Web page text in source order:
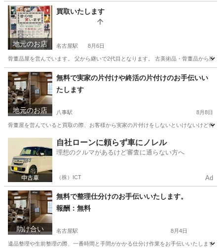
地元のお店
買取いたします
名古屋駅 8月6日
骨董品屋を営んでいます。 父から継いで2代目となります。 古美術品・骨董品から現
愛知 名古屋市 名古屋駅 不用品処分 無料
地元のお店
無料で実家の片付けや終活の片付けのお手伝いい
たします
八事駅 8月8日
骨董屋を営んでいると買取の際、お客様から実家の片付けをしないといけないけど何
八事駅 その他 片付け
自社ローンに頼らず車にノレル
理想のクルマがあるけど審査に通らない方へ
（株）ICT Ad
助け合い
無料で整理仕分けのお手伝いいたします。
報酬：無料
名古屋駅 8月4日
遺品整理や生前整理の際、一番時間と手間がかかる仕分け作業をお手伝いいたします